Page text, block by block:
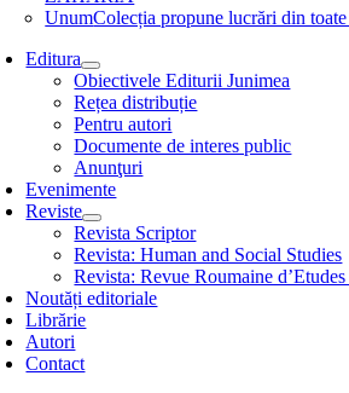
UnumColecția propune lucrări din
Editura
Obiectivele Editurii Junimea
Rețea distribuție
Pentru autori
Documente de interes public
Anunţuri
Evenimente
Reviste
Revista Scriptor
Revista: Human and Social Studies
Revista: Revue Roumaine
Noutăți editoriale
Librărie
Autori
Contact